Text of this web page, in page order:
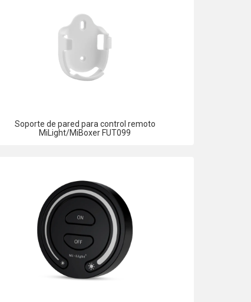
Soporte de pared para control remoto
MiLight/MiBoxer FUT099